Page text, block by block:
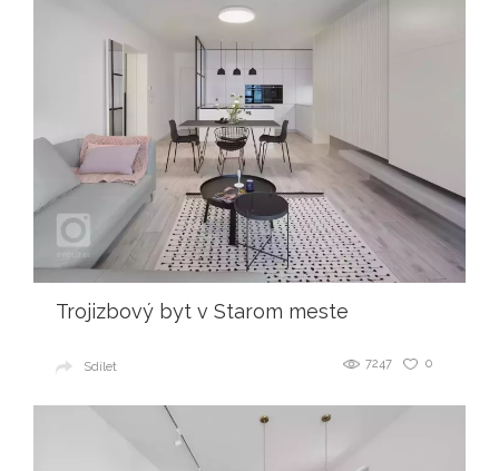
Trojizbový byt v Starom meste
0
7247
Sdílet